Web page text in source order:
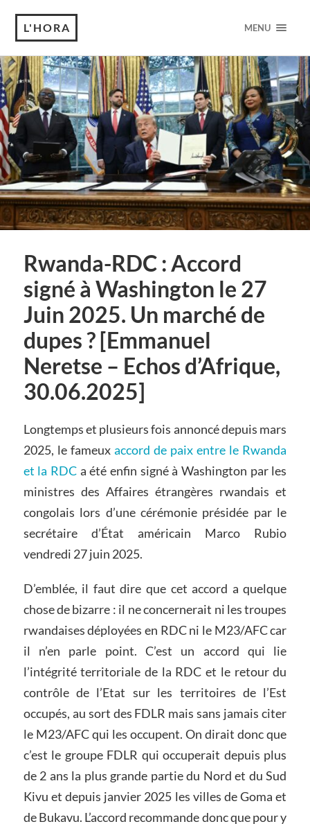
L'HORA MENU
Rwanda-RDC : Accord
signé à Washington le 27
Juin 2025. Un marché de
dupes ? [Emmanuel
Neretse – Echos d’Afrique,
30.06.2025]
Longtemps et plusieurs fois annoncé depuis mars
2025, le fameux accord de paix entre le Rwanda
et la RDCa été enfin signé à Washington par les
ministres des Affaires étrangères rwandais et
congolais lors d’une cérémonie présidée par le
secrétaire d’État américain Marco Rubio
vendredi 27 juin 2025.
D’emblée, il faut dire que cet accord a quelque
chose de bizarre : il ne concernerait ni les troupes
rwandaises déployées en RDC ni le M23/AFC car
il n’en parle point. C’est un accord qui lie
l’intégrité territoriale de la RDC et le retour du
contrôle de l’Etat sur les territoires de l’Est
occupés, au sort des FDLR mais sans jamais citer
le M23/AFC qui les occupent. On dirait donc que
c’est le groupe FDLR qui occuperait depuis plus
de 2 ans la plus grande partie du Nord et du Sud
Kivu et depuis janvier 2025 les villes de Goma et
de Bukavu. L’accord recommande donc que pour y